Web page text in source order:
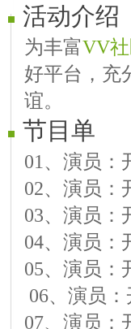
活动介绍
为丰富VV
好平台，充
谊。
节目单
01、演员
02、演员
03、演员
04、演员
05、演员
06、演员
07、演员